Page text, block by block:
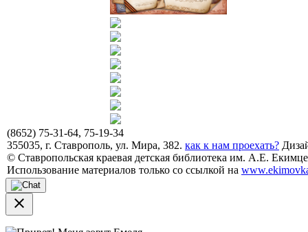
(8652) 75-31-64, 75-19-34
355035, г. Ставрополь, ул. Мира, 382. как к нам проехать?
© Ставропольская краевая детская библиотека им. А.Е.
Использование материалов только со ссылкой на
close